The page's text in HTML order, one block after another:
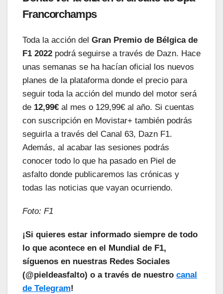
Francorchamps
Toda la acción del Gran Premio de Bélgica de
F1 2022 podrá seguirse a través de Dazn. Hace
unas semanas se ha hacían oficial los nuevos
planes de la plataforma donde el precio para
seguir toda la acción del mundo del motor será
de 12,99€ al mes o 129,99€ al año. Si cuentas
con suscripción en Movistar+ también podrás
seguirla a través del Canal 63, Dazn F1.
Además, al acabar las sesiones podrás
conocer todo lo que ha pasado en Piel de
asfalto donde publicaremos las crónicas y
todas las noticias que vayan ocurriendo.
Foto: F1
¡Si quieres estar informado siempre de todo
lo que acontece en el Mundial de F1,
síguenos en nuestras Redes Sociales
(@pieldeasfalto) o a través de nuestro canal
de Telegram!